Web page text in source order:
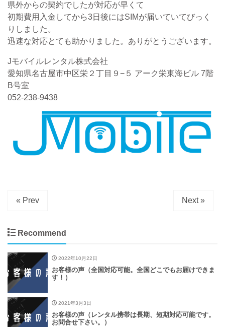
県外からの契約でしたが対応が早くて
初期費用入金してから3日後にはSIMが届いていてびっく
りしました。
迅速な対応とても助かりました。ありがとうございます。
Jモバイルレンタル株式会社
愛知県名古屋市中区栄２丁目９−５ アーク栄東海ビル 7階
B号室
052-238-9438
« Prev Next »
Recommend
2022年10月22日
お客様の声（全国対応可能。全国どこでもお届けできま
す！）
2021年3月3日
お客様の声（レンタル携帯は長期、短期対応可能です。
お問合せ下さい。）